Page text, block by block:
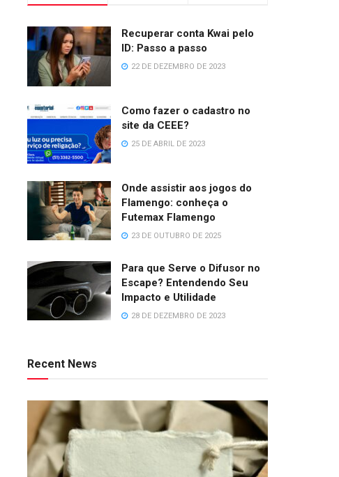
Recuperar conta Kwai pelo
ID: Passo a passo
22 DE DEZEMBRO DE 2023
Como fazer o cadastro no
site da CEEE?
25 DE ABRIL DE 2023
Onde assistir aos jogos do
Flamengo: conheça o
Futemax Flamengo
23 DE OUTUBRO DE 2025
Para que Serve o Difusor no
Escape? Entendendo Seu
Impacto e Utilidade
28 DE DEZEMBRO DE 2023
Recent News